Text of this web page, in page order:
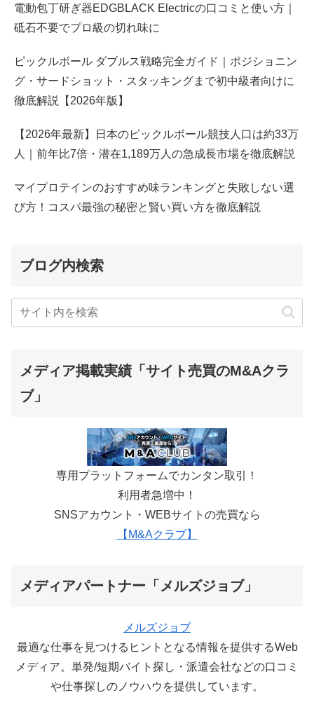
電動包丁研ぎ器EDGBLACK Electricの口コミと使い方｜
砥石不要でプロ級の切れ味に
ピックルボール ダブルス戦略完全ガイド｜ポジショニン
グ・サードショット・スタッキングまで初中級者向けに
徹底解説【2026年版】
【2026年最新】日本のピックルボール競技人口は約33万
人｜前年比7倍・潜在1,189万人の急成長市場を徹底解説
マイプロテインのおすすめ味ランキングと失敗しない選
び方！コスパ最強の秘密と賢い買い方を徹底解説
ブログ内検索
メディア掲載実績「サイト売買のM&Aクラ
ブ」
専用プラットフォームでカンタン取引！
利用者急増中！
SNSアカウント・WEBサイトの売買なら
【M&Aクラブ】
メディアパートナー「メルズジョブ」
メルズジョブ
最適な仕事を見つけるヒントとなる情報を提供するWeb
メディア。単発/短期バイト探し・派遣会社などの口コミ
や仕事探しのノウハウを提供しています。